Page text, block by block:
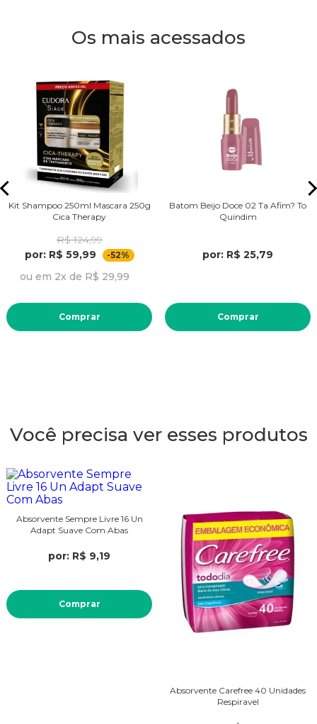
Os mais acessados
Kit Shampoo 250ml Mascara 250g
Cica Therapy
R$ 124,99
por: R$ 59,99
-52%
ou em 2x de R$ 29,99
Comprar
Batom Beijo Doce 02 Ta Afim? To
Quindim
por: R$ 25,79
Comprar
Você precisa ver esses produtos
Absorvente Sempre Livre 16 Un
Adapt Suave Com Abas
por: R$ 9,19
Comprar
Absorvente Carefree 40 Unidades
Respiravel